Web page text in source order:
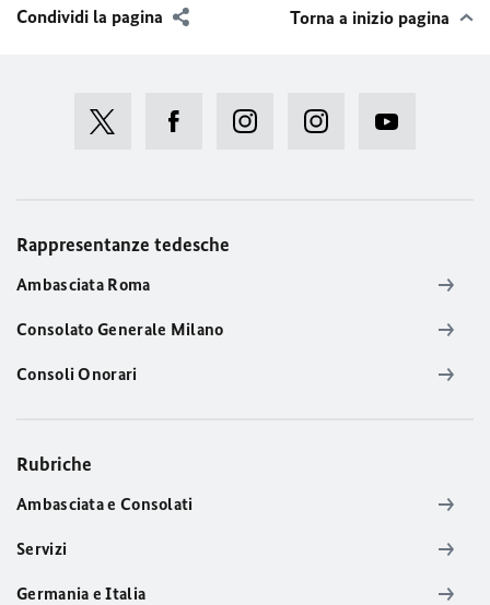
Condividi la pagina Torna a inizio pagina
Rappresentanze tedesche
Ambasciata Roma
Consolato Generale Milano
Consoli Onorari
Rubriche
Ambasciata e Consolati
Servizi
Germania e Italia